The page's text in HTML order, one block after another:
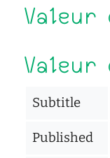
Valeur
Valeur
Subtitle
Published